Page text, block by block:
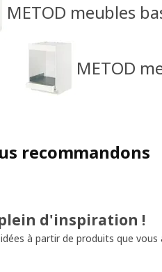
METOD meubles
METOD
recommandons
d'inspiration !
à partir de produits que vous